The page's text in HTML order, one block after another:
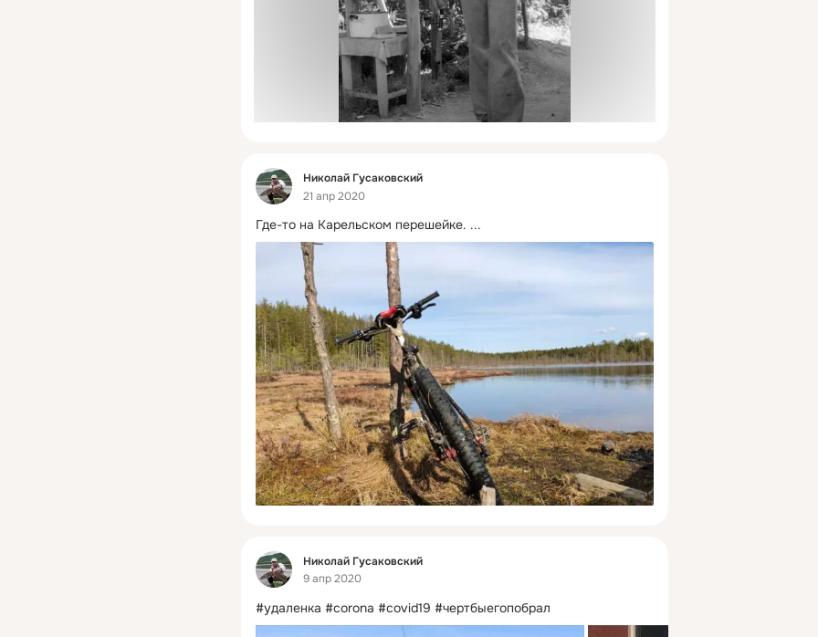
Фид
Николай Гусаковский
21 апр 2020
Где-то на Карельском перешейке. ...
Фид
Николай Гусаковский
9 апр 2020
#удаленка #corona #covid19 #чертбыегопобрал